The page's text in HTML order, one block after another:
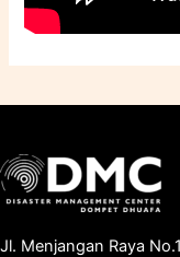
Jl. Menjangan Raya